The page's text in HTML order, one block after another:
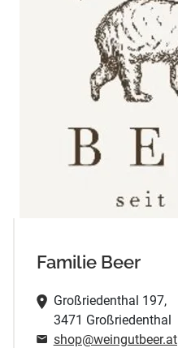
Familie Beer
Großriedenthal 197,
3471 Großriedenthal
shop@weingutbeer.at